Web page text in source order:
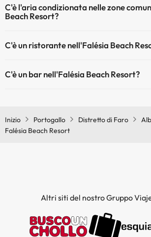
C'è l'aria condizionata nelle zone
Beach Resort?
comuni.
C'è un ristorante nell'Falésia Beach
C'è un bar nell'Falésia Beach Resort?
Inizio Portogallo Distretto di Faro
Falésia Beach Resort
Altri siti del nostro Gruppo